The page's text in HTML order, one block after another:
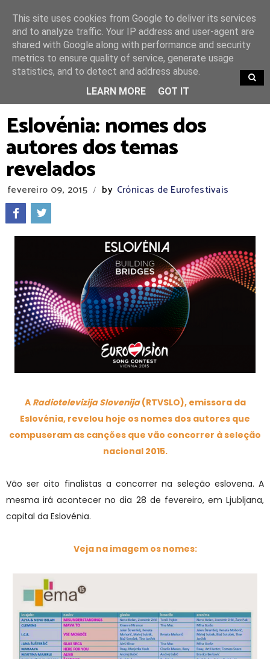
TRENDING
Eslovénia: nomes dos
autores dos temas
revelados
fevereiro 09, 2015 / by Crónicas de Eurofestivais
A Radiotelevizija Slovenija(RTVSLO), emissora da
Eslovénia, revelou hoje os nomes dos autores que
compuseram as canções que vão concorrer à seleção
nacional 2015.
Vão ser oito finalistas a concorrer na seleção eslovena. A
mesma irá acontecer no dia 28 de fevereiro, em Ljubljana,
capital da Eslovénia.
Veja na imagem os nomes:
This site uses cookies from Google to deliver its services
and to analyze traffic. Your IP address and user-agent are
shared with Google along with performance and security
metrics to ensure quality of service, generate usage
statistics, and to detect and address abuse.
LEARN MORE
GOT IT